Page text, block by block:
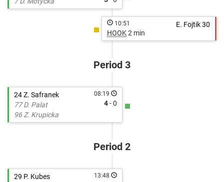
E. Fojtik 30
10:51
HOOK2 min
Period 3
24 Z. Safranek
77 D. Palat
96 Z. Krupicka
08:19
4- 0
Period 2
29 P. Kubes
13:48